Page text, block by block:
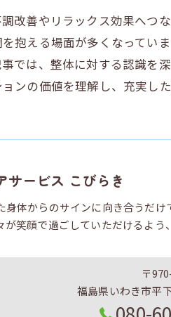
改善やリラックス効果へつ
抱える場面が多くなってい
では、整体に対する認識
ンの価値を理解し、充実し
サービス こびらき
身体からのサインに向き合うだ
が笑顔で過ごしていただけるよう
〒
福島県いわき市平